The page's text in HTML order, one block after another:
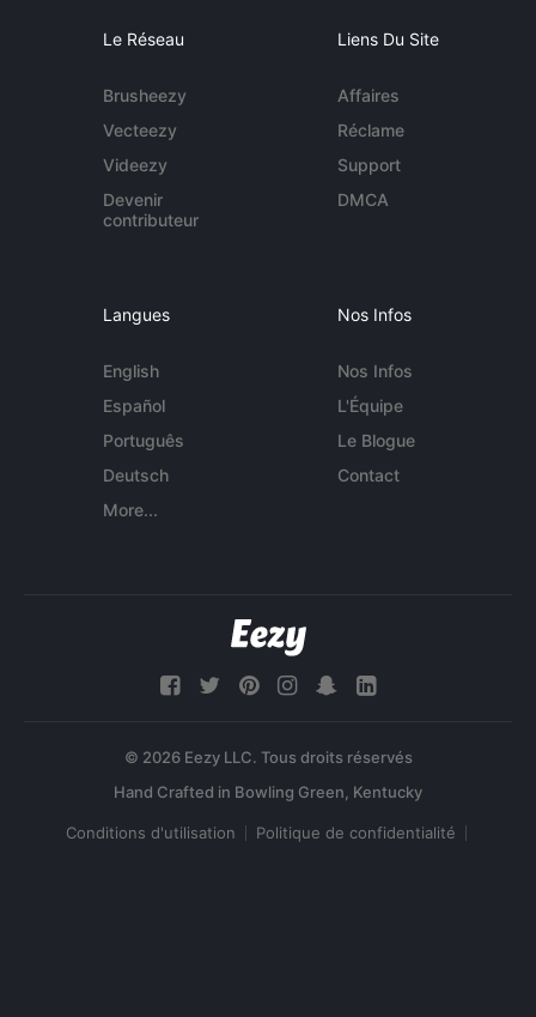
Le Réseau
Brusheezy
Vecteezy
Videezy
Devenir
contributeur
Liens Du Site
Affaires
Réclame
Support
DMCA
Langues
English
Español
Português
Deutsch
More...
Nos Infos
Nos Infos
L'Équipe
Le Blogue
Contact
© 2026 Eezy LLC. Tous droits réservés
Conditions d'utilisation Politique de confidentialité